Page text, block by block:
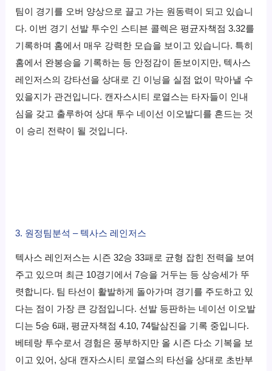
팀이 경기를 오버 양상으로 끌고 가는 원동력이 되고 있습니
다. 이번 경기 선발 투수인 스티븐 콜렉은 평균자책점 3.32를
기록하며 홈에서 매우 강력한 모습을 보이고 있습니다. 특히
홈에서 완봉승을 기록하는 등 안정감이 돋보이지만, 텍사스
레인저스의 강타선을 상대로 긴 이닝을 실점 없이 막아낼 수
있을지가 관건입니다. 캔자스시티 로열스는 타자들이 인내
심을 갖고 출루하여 상대 투수 네이선 이오발디를 흔드는 것
이 승리 전략이 될 것입니다.
3. 원정팀분석 – 텍사스 레인저스
텍사스 레인저스는 시즌 32승 33패로 균형 잡힌 전력을 보여
주고 있으며 최근 10경기에서 7승을 거두는 등 상승세가 뚜
렷합니다. 팀 타선이 활발하게 돌아가며 경기를 주도하고 있
다는 점이 가장 큰 강점입니다. 선발 등판하는 네이선 이오발
디는 5승 6패, 평균자책점 4.10, 74탈삼진을 기록 중입니다.
베테랑 투수로서 경험은 풍부하지만 올 시즌 다소 기복을 보
이고 있어, 상대 캔자스시티 로열스의 타선을 상대로 초반부